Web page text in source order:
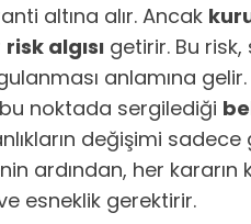
altına alır. Ancak
risk algısı getirir. Bu
anlamına
noktada sergilediği
değişimi
ardından, her
esneklik gerektirir.